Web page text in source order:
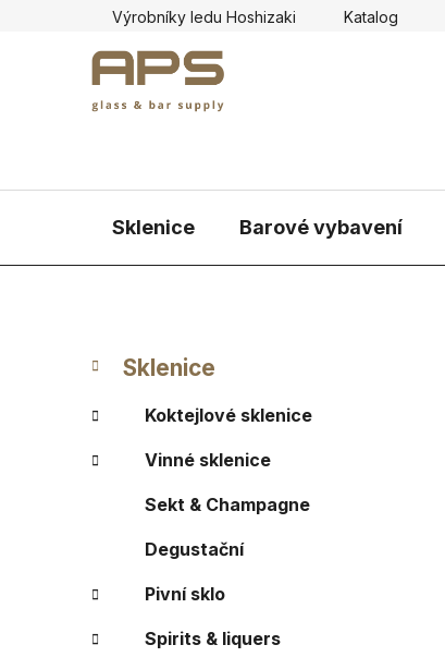
Výrobníky ledu Hoshizaki Katalog
Sklenice Barové vybavení
P
s
r
í
p
a
Přeskočit
kategorie
a
e
g
o
Sklenice
Koktejlové sklenice
Vinné sklenice
Sekt & Champagne
Degustační
Pivní sklo
Spirits & liquers